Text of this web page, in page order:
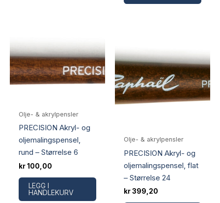
Olje- & akrylpensler
PRECISION Akryl- og
oljemalingspensel,
rund – Størrelse 6
kr100,00
LEGG I
HANDLEKURV
Olje- & akrylpensler
PRECISION Akryl- og
oljemalingspensel, flat
– Størrelse 24
kr399,20